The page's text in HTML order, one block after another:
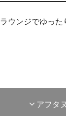
ウンジでゆった
アフタ